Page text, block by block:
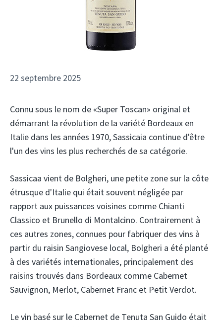
22 septembre 2025
Connu sous le nom de «Super Toscan» original et
démarrant la révolution de la variété Bordeaux en
Italie dans les années 1970, Sassicaia continue d'être
l'un des vins les plus recherchés de sa catégorie.
Sassicaa vient de Bolgheri, une petite zone sur la côte
étrusque d'Italie qui était souvent négligée par
rapport aux puissances voisines comme Chianti
Classico et Brunello di Montalcino. Contrairement à
ces autres zones, connues pour fabriquer des vins à
partir du raisin Sangiovese local, Bolgheri a été planté
à des variétés internationales, principalement des
raisins trouvés dans Bordeaux comme Cabernet
Sauvignon, Merlot, Cabernet Franc et Petit Verdot.
Le vin basé sur le Cabernet de Tenuta San Guido était